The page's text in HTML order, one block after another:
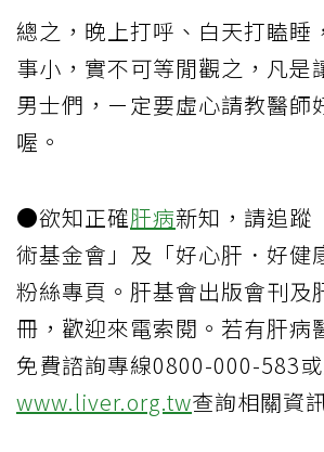
總之，晚上打呼、白天打瞌睡
事小，實不可等閒觀之，凡是
男士們，ㄧ定要虛心請教醫師
喔。
●欲知正確肝病新知，請追蹤
術基金會」及「好心肝．好健
粉絲專頁。肝基會出版會刊及
冊，歡迎來電索閱。若有肝病
免費諮詢專線0800-000-583或
www.liver.org.tw查詢相關資